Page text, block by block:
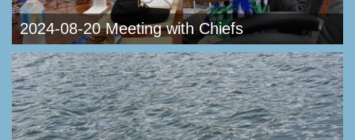
2024-08-20 Meeting with Chiefs